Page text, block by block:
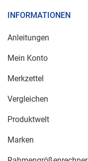
INFORMATIONEN
Anleitungen
Mein Konto
Merkzettel
Vergleichen
Produktwelt
Marken